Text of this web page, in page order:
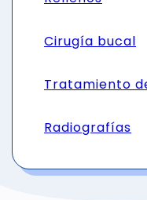
Cirugía bucal
Tratamiento
Radiografías